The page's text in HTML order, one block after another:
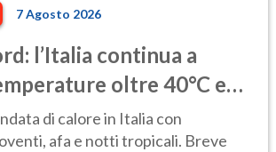
7 Agosto 2026
l’Italia continua a
oltre 40°C e
10 giorni
di calore in Italia con
afa e notti tropicali. Breve